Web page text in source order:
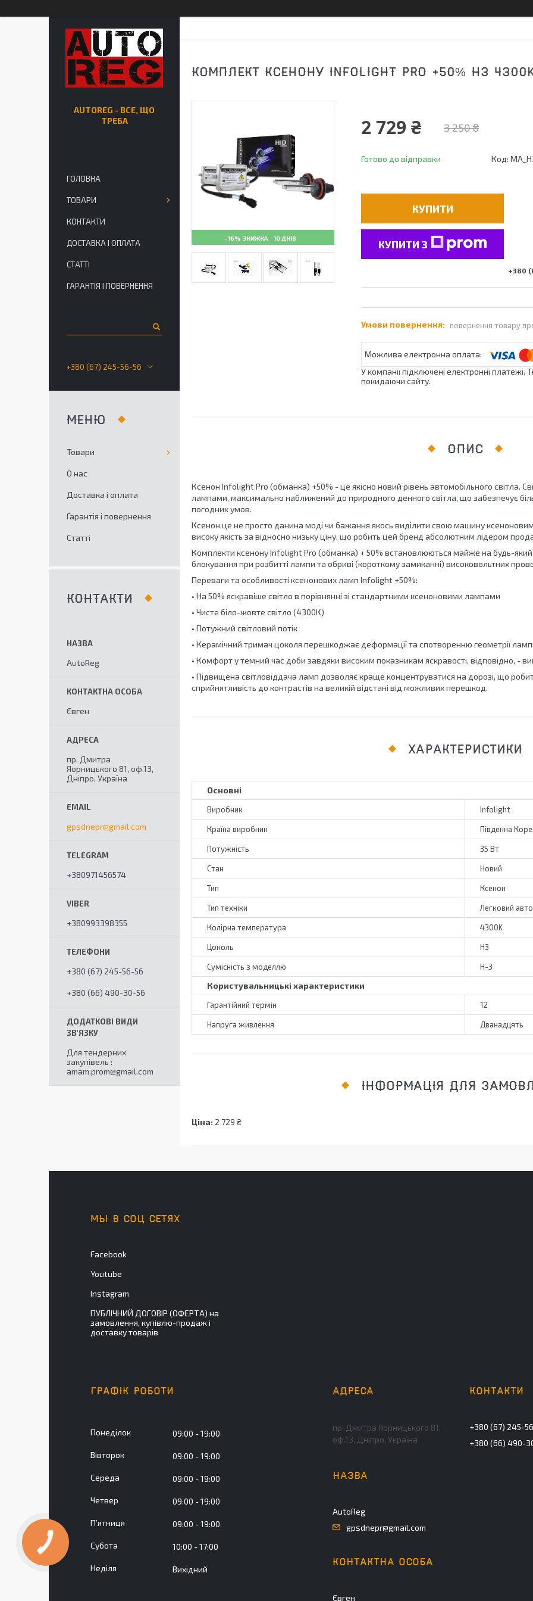
КОМПЛЕКТ КСЕНОНУ INFOLIGHT PRO +50% H3
–16% 10 ДНІВ
3 250 ₴
2 729 ₴
Готово до відправки Код:
КУПИТИ
КУПИТИ З
+380
повернення товару
У компанії підключені електронні
покидаючи сайту.
ОПИС
Ксенон Infolight Pro (обманка) +50% - це якісно новий рівень автомобільного світла.
лампами, максимально наближений до природного денного світла, що забезпечує
погодних умов.
Ксенон це не просто данина моді чи бажання якось виділити свою машину
високу якість за відносно низьку ціну, що робить цей бренд абсолютним лідером
Комплекти ксенону Infolight Pro (обманка) + 50% встановлюються майже на будь-
блокування при розбитті лампи та обриві (короткому замиканні) високовольтних
Переваги та особливості ксенонових ламп Infolight +50%:
• На 50% яскравіше світло в порівнянні зі стандартними ксеноновими лампами
• Чисте біло-жовте світло (4300К)
• Потужний світловий потік
• Керамічний тримач цоколя перешкоджає деформації та спотворенню геометрії
• Комфорт у темний час доби завдяки високим показникам яскравості, відповідно, -
• Підвищена світловіддача ламп дозволяє краще концентруватися на дорозі, що
сприйнятливість до контрастів на великій відстані від можливих перешкод.
ХАРАКТЕРИСТИКИ
Основні
Виробник Infolight
Країна виробник Південна
Потужність 35 Вт
Стан Новий
Тип Ксенон
Тип техніки Легковий
Колірна температура 4300K
Цоколь H3
Сумісність з моделлю H-3
Користувальницькі характеристики
Гарантійний термін 12
Напруга живлення Дванадцять
ІНФОРМАЦІЯ ДЛЯ
Ціна: 2 729 ₴
AUTOREG - ВСЕ, ЩО
ТРЕБА
ГОЛОВНА
ТОВАРИ
КОНТАКТИ
ДОСТАВКА І ОПЛАТА
СТАТТІ
ГАРАНТІЯ І ПОВЕРНЕННЯ
+380 (67) 245-56-56
Товари
О нас
Доставка і оплата
Гарантія і повернення
Статті
КОНТАКТИ
AutoReg
Євген
пр. Дмитра
Яорницького 81, оф.13,
Дніпро, Україна
gpsdnepr@gmail.com
+380971456574
+380993398355
+380 (67) 245-56-56
+380 (66) 490-30-56
Для тендерних
закупівель
amam.prom@gmail.com
МЫ В СОЦ СЕТЯХ
Facebook
Youtube
Instagram
ПУБЛІЧНИЙ ДОГОВІР (ОФЕРТА) на
замовлення, купівлю-продаж і
доставку товарів
ГРАФІК РОБОТИ
Понеділок 09:00 19:00
Вівторок 09:00 19:00
Середа 09:00 19:00
Четвер 09:00 19:00
Пʼятниця 09:00 19:00
Субота 10:00 17:00
Неділя Вихідний
пр. Дмитра Яорницького 81,
оф.13, Дніпро, Україна
AutoReg
gpsdnepr@gmail.com
Євген
+380 (67) 245-
+380 (66) 490-